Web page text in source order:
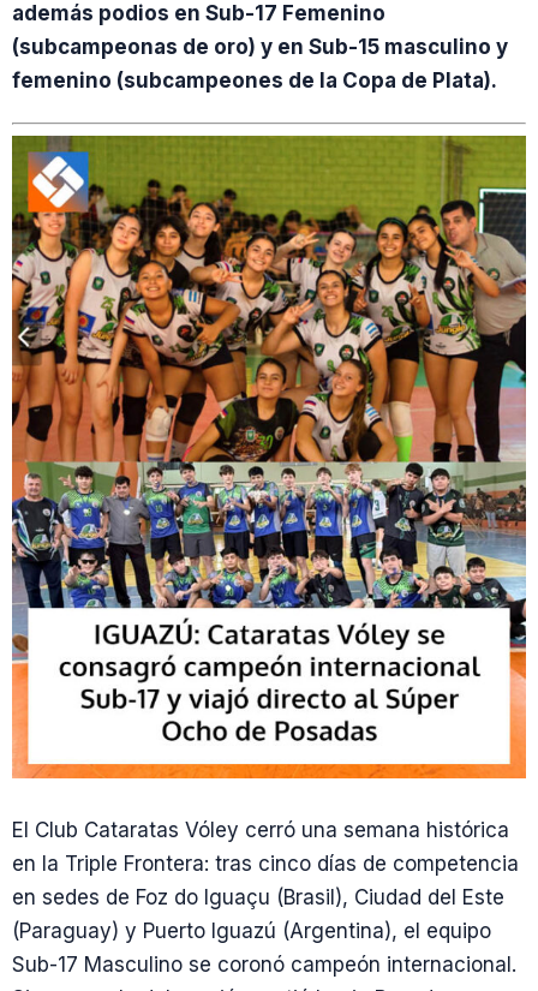
además podios en Sub-17 Femenino
(subcampeonas de oro) y en Sub-15 masculino y
femenino (subcampeones de la Copa de Plata).
El Club Cataratas Vóley cerró una semana histórica
en la Triple Frontera: tras cinco días de competencia
en sedes de Foz do Iguaçu (Brasil), Ciudad del Este
(Paraguay) y Puerto Iguazú (Argentina), el equipo
Sub-17 Masculino se coronó campeón internacional.